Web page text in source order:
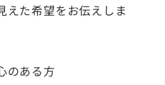
えた希望をお伝えしま
のある方